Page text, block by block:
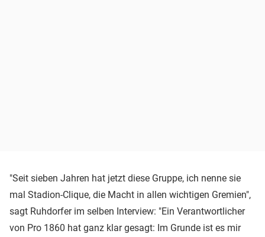
"Seit sieben Jahren hat jetzt diese Gruppe, ich nenne sie
mal Stadion-Clique, die Macht in allen wichtigen Gremien",
sagt Ruhdorfer im selben Interview: "Ein Verantwortlicher
von Pro 1860 hat ganz klar gesagt: Im Grunde ist es mir